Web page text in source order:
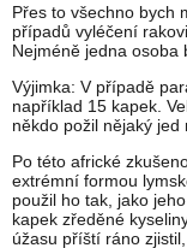
Přes to všechno bych
případů vyléčení
Nejméně jedna osoba
Výjimka: V případě
například 15 kapek.
někdo požil nějaký jed
Po této africké
extrémní formou
použil ho tak, jako
kapek zředěné
úžasu příští ráno